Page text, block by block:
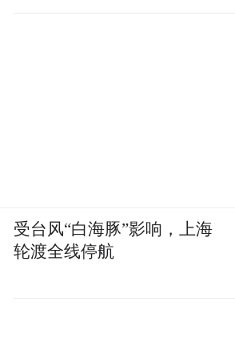
受台风“白海豚”影响，上海
轮渡全线停航